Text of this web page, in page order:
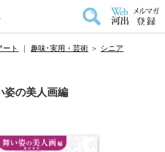
ート ｜ 趣味･実用・芸術 ＞ シニア
の美人画編